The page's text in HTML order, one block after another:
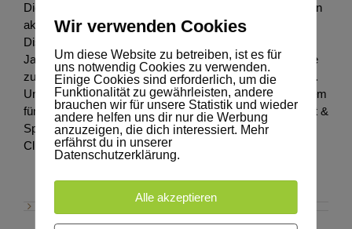
Die Turniersportumfrage 2022 richtet sich in erster Linie an
aktive, ehemalige oder zukünftige Turnierreiter*innen der
Disziplinen Dressur, Springen oder Vielseitigkeit, die 14
Jahre und älter sind. Eine Teilnahme lohnt sich für alle, die
zur Weiterentwicklung des Turniersports beitragen wollen.
Unter allen volljährigen Teilnehmer*innen werden außerdem
fünf kostenlose Jahreszugänge zuFNerfolgsdaten(Zucht &
Sport) sowie ein Premium-Jahreszugang für
ClipMyHorse.TV verlost.
Wir verwenden Cookies
Um diese Website zu betreiben, ist es für
uns notwendig Cookies zu verwenden.
Einige Cookies sind erforderlich, um die
Funktionalität zu gewährleisten, andere
brauchen wir für unsere Statistik und wieder
andere helfen uns dir nur die Werbung
anzuzeigen, die dich interessiert. Mehr
erfährst du in unserer
Datenschutzerklärung.
Alle akzeptieren